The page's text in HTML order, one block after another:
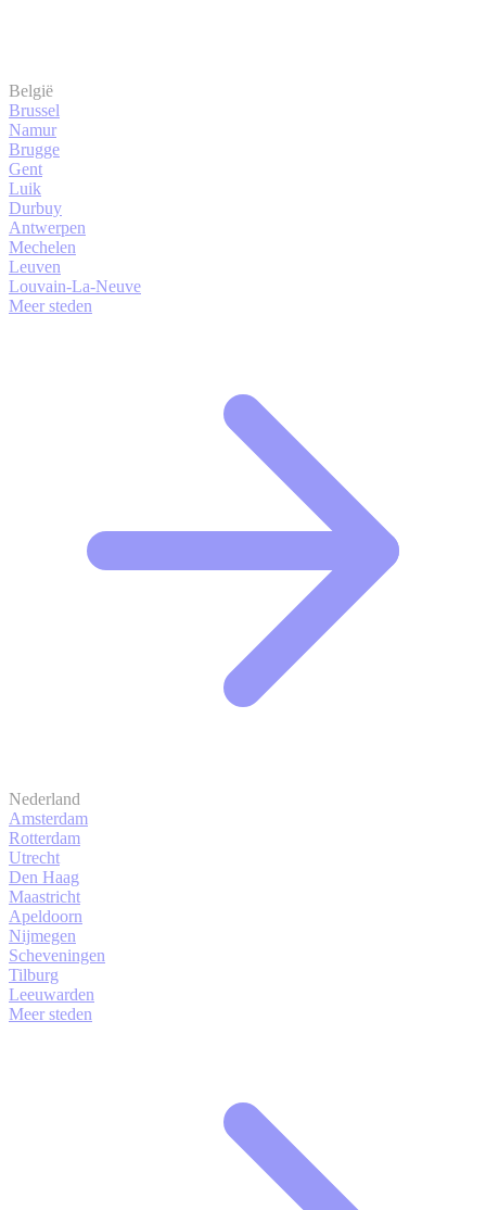
België
Brussel
Namur
Brugge
Gent
Luik
Durbuy
Antwerpen
Mechelen
Leuven
Louvain-La-Neuve
Meer steden
Nederland
Amsterdam
Rotterdam
Utrecht
Den Haag
Maastricht
Apeldoorn
Nijmegen
Scheveningen
Tilburg
Leeuwarden
Meer steden